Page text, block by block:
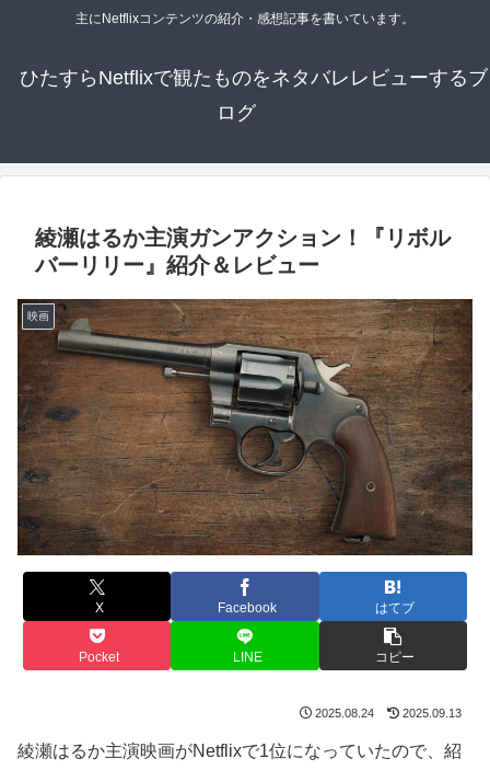
主にNetflixコンテンツの紹介・感想記事を書いています。
ひたすらNetflixで観たものをネタバレレビューするブ
ログ
綾瀬はるか主演ガンアクション！『リボル
バーリリー』紹介＆レビュー
映画
X Facebook はてブ
Pocket LINE コピー
2025.08.24 2025.09.13
綾瀬はるか主演映画がNetflixで1位になっていたので、紹